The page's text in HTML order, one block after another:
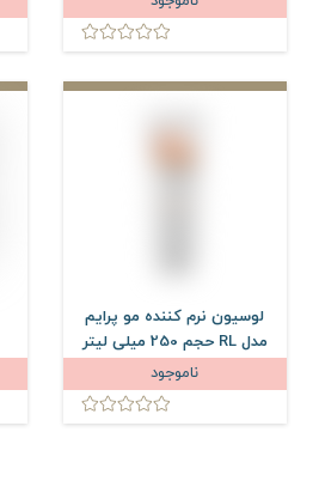
لوسیون نرم کننده مو پرایم
مدل RL حجم 250 میلی لیتر
ناموجود